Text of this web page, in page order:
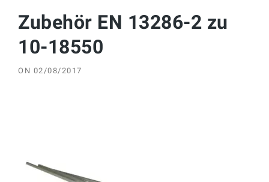
Zubehör EN 13286-2 zu
10-18550
ON 02/08/2017